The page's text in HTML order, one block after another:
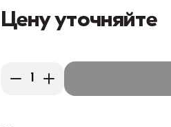
Цену уточняйте